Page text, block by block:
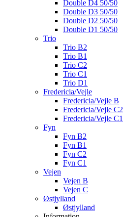
Double D4 50/50
Double D3 50/50
Double D2 50/50
Double D1 50/50
Trio
Trio B2
Trio B1
Trio C2
Trio C1
Trio D1
Fredericia/Vejle
Fredericia/Vejle B
Fredericia/Vejle C2
Fredericia/Vejle C1
Fyn
Fyn B2
Fyn B1
Fyn C2
Fyn C1
Vejen
Vejen B
Vejen C
Østjylland
Østjylland